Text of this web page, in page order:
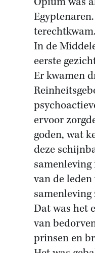
terechtkwam.
In de
eerste
Er kwamen
ervoor
goden, wat
deze
van de
samenleving
Dat was het
van
prinsen en